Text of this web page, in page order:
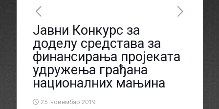
Јавни Конкурс за
доделу средстава за
финансирања пројеката
удружења грађана
националних мањина
25. новембар 2019.